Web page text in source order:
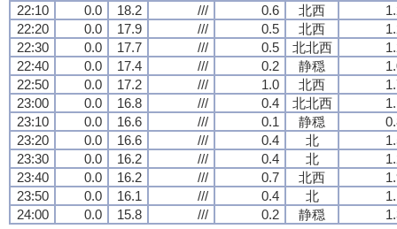
22:10
0.0 18.2 /// 0.6 北西
22:20
0.0 17.9 /// 0.5 北西
22:30
0.0 17.7 /// 0.5 北北西
22:40
0.0 17.4 /// 0.2 静穏
22:50
0.0 17.2 /// 1.0 北西
23:00
0.0 16.8 /// 0.4 北北西
23:10
0.0 16.6 /// 0.1 静穏
23:20
0.0 16.6 /// 0.4 北
23:30
0.0 16.2 /// 0.4 北
23:40
0.0 16.2 /// 0.7 北西
23:50
0.0 16.1 /// 0.4 北
24:00
0.0 15.8 /// 0.2 静穏